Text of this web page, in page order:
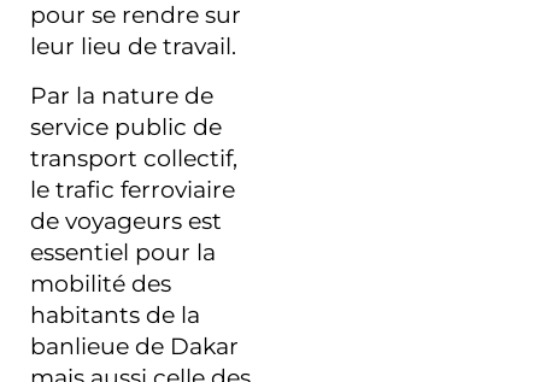
pour se rendre sur
leur lieu de travail.
Par la nature de
service public de
transport collectif,
le trafic ferroviaire
de voyageurs est
essentiel pour la
mobilité des
habitants de la
banlieue de Dakar